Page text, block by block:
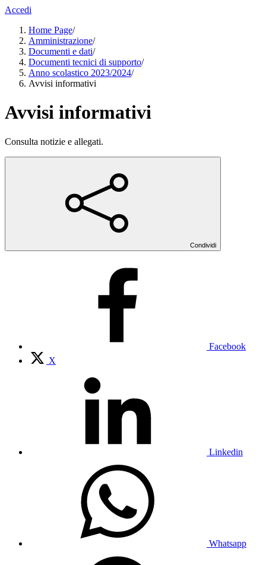
Accedi
Home Page/
Amministrazione/
Documenti e dati/
Documenti tecnici di supporto/
Anno scolastico 2023/2024/
Avvisi informativi
Avvisi informativi
Consulta notizie e allegati.
Condividi
Facebook
X
Linkedin
Whatsapp